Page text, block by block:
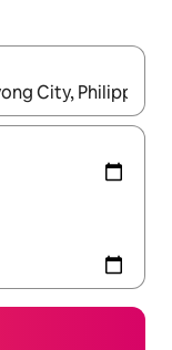
इस्तेमाल करके नेविगेट